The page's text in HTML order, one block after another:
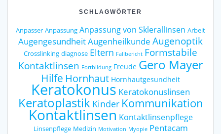
SCHLAGWÖRTER
Anpasser Anpassung Anpassung von Sklerallinsen Arbeit
AugengesundheitAugenheilkunde Augenoptik
Crosslinking diagnose Eltern Fallbericht Formstabile
Kontaktlinsen Fortbildung Freude Gero Mayer
Hilfe Hornhaut Hornhautgesundheit
Keratokonus Keratokonuslinsen
Keratoplastik Kinder Kommunikation
Kontaktlinsen Kontaktlinsenpflege
Linsenpflege Medizin Motivation Myopie Pentacam